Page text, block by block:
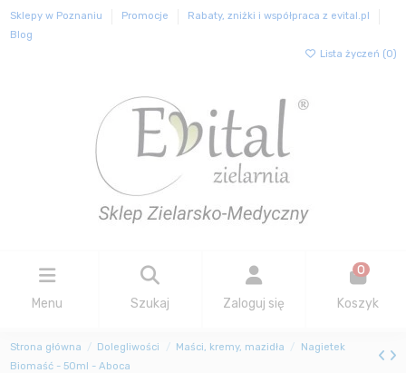
Sklepy w Poznaniu Promocje
Rabaty, zniżki i współpraca z evital.pl
Blog
Lista życzeń (0)
Menu Szukaj Zaloguj się
0
Koszyk
Strona główna Dolegliwości Maści, kremy, mazidła
Nagietek
Biomaść - 50ml - Aboca